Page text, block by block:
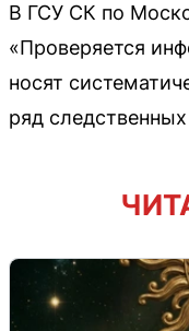
В ГСУ СК по
«Проверяется
носят
ряд